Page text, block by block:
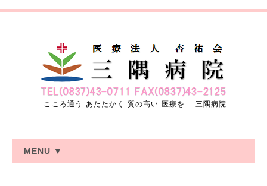
こころ通う あたたかく 質の高い 医療を… 三隅病院
MENU ▼